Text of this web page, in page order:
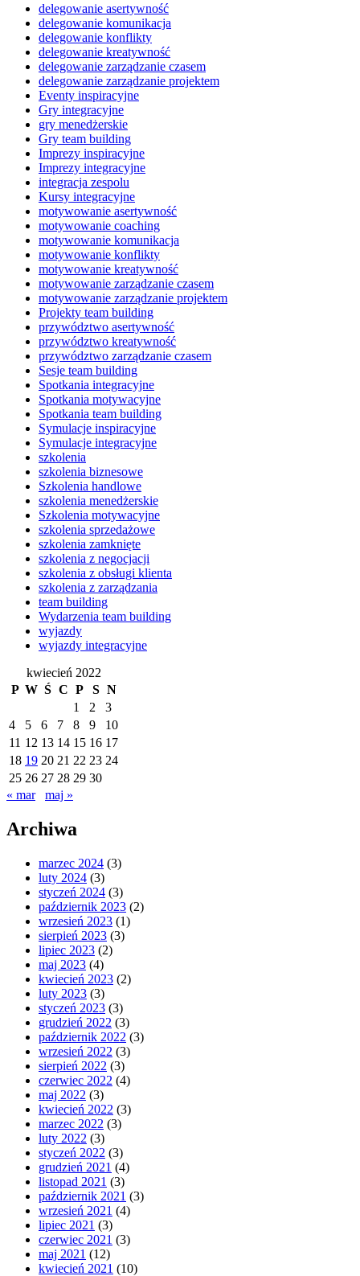
delegowanie asertywność
delegowanie komunikacja
delegowanie konflikty
delegowanie kreatywność
delegowanie zarządzanie czasem
delegowanie zarządzanie projektem
Eventy inspiracyjne
Gry integracyjne
gry menedżerskie
Gry team building
Imprezy inspiracyjne
Imprezy integracyjne
integracja zespolu
Kursy integracyjne
motywowanie asertywność
motywowanie coaching
motywowanie komunikacja
motywowanie konflikty
motywowanie kreatywność
motywowanie zarządzanie czasem
motywowanie zarządzanie projektem
Projekty team building
przywództwo asertywność
przywództwo kreatywność
przywództwo zarządzanie czasem
Sesje team building
Spotkania integracyjne
Spotkania motywacyjne
Spotkania team building
Symulacje inspiracyjne
Symulacje integracyjne
szkolenia
szkolenia biznesowe
Szkolenia handlowe
szkolenia menedżerskie
Szkolenia motywacyjne
szkolenia sprzedażowe
szkolenia zamknięte
szkolenia z negocjacji
szkolenia z obsługi klienta
szkolenia z zarządzania
team building
Wydarzenia team building
wyjazdy
wyjazdy integracyjne
kwiecień 2022
P W Ś C P S N
1
2
3
4
5 6 7 8 9
10
11 12 13 14 15 16 17
18 19 20 21 22 23 24
25 26 27 28 29 30
« mar
maj »
Archiwa
marzec 2024 (3)
luty 2024 (3)
styczeń 2024 (3)
październik 2023 (2)
wrzesień 2023 (1)
sierpień 2023 (3)
lipiec 2023 (2)
maj 2023 (4)
kwiecień 2023 (2)
luty 2023 (3)
styczeń 2023 (3)
grudzień 2022 (3)
październik 2022 (3)
wrzesień 2022 (3)
sierpień 2022 (3)
czerwiec 2022 (4)
maj 2022 (3)
kwiecień 2022 (3)
marzec 2022 (3)
luty 2022 (3)
styczeń 2022 (3)
grudzień 2021 (4)
listopad 2021 (3)
październik 2021 (3)
wrzesień 2021 (4)
lipiec 2021 (3)
czerwiec 2021 (3)
maj 2021 (12)
kwiecień 2021 (10)